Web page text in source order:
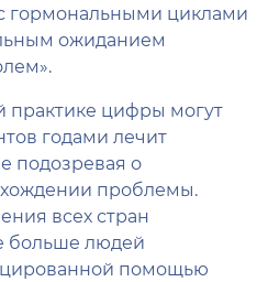
гормональными циклами
ожиданием
практике цифры могут
годами лечит
подозревая о
проблемы.
всех стран
больше людей
помощью